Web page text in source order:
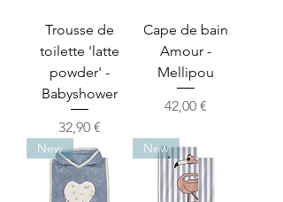
Trousse de
toilette 'latte
powder' -
Babyshower
Prix
32,90 €
Cape de bain
Amour -
Mellipou
Prix
42,00 €
New New